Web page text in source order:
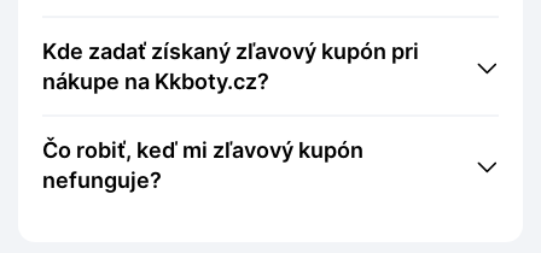
Kde zadať získaný zľavový kupón pri
nákupe na Kkboty.cz?
Čo robiť, keď mi zľavový kupón
nefunguje?